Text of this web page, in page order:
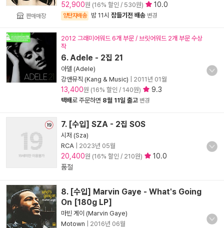
판매매장
52,900원 (16% 할인 / 530원) 10.0
양탄자배송 밤 11시 잠들기전 배송 변경
2012 그래미어워드 6개 부문 / 브릿어워드 2개 부문 수상
작
6. Adele - 2집 21
아델 (Adele)
강앤뮤직 (Kang & Music)
2011년 01월
13,400원 (16% 할인 / 140원) 9.3
택배로 주문하면 8월 11일 출고 변경
7. [수입] SZA - 2집 SOS
시저 (Sza)
RCA
2023년 05월
20,400원 (16% 할인 / 210원)
10.0
품절
8. [수입] Marvin Gaye - What's Going
On [180g LP]
마빈 게이 (Marvin Gaye)
Motown
2016년 06월